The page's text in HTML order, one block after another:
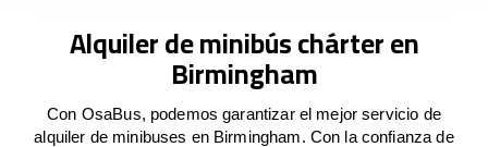
Alquiler de minibús chárter en
Birmingham
Con OsaBus, podemos garantizar el mejor servicio de
alquiler de minibuses en Birmingham. Con la confianza de